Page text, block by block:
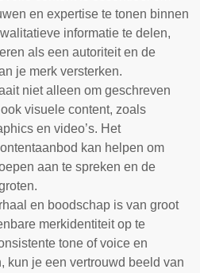
en expertise te tonen binnen
informatie te delen,
als een autoriteit en de
je merk versterken.
niet alleen om geschreven
visuele content, zoals
en video’s. Het
kan helpen om
aan te spreken en de
en boodschap is van groot
merkidentiteit op te
tone of voice en
kun je een vertrouwd beeld van